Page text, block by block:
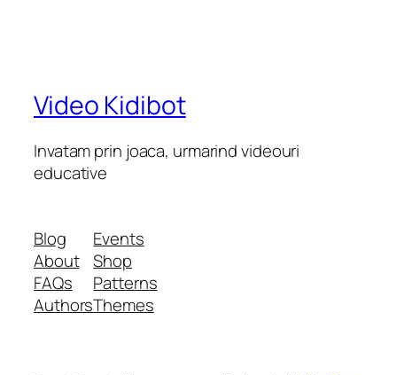
Video Kidibot
Invatam prin joaca, urmarind videouri
educative
Blog
About
FAQs
Authors
Events
Shop
Patterns
Themes